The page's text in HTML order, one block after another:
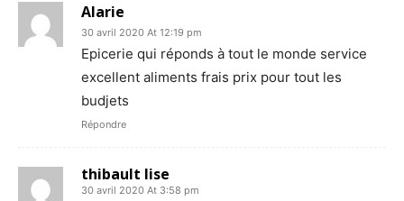
Alarie
30 avril 2020 At 12:19 pm
Epicerie qui réponds à tout le monde service
excellent aliments frais prix pour tout les
budjets
Répondre
thibault lise
30 avril 2020 At 3:58 pm